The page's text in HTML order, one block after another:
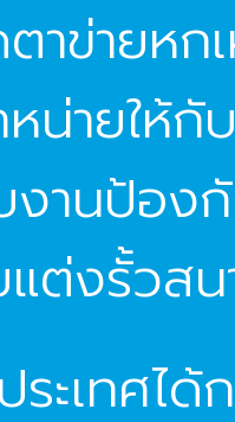
าข่ายหก
น่ายให้
บงานป้อ
งรั้วสน
ะเทศไ